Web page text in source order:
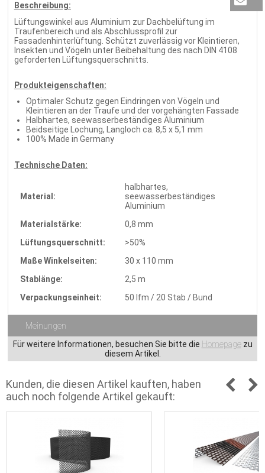
Beschreibung:
Lüftungswinkel aus Aluminium zur Dachbelüftung im
Traufenbereich und als Abschlussprofil zur
Fassadenhinterlüftung. Schützt zuverlässig vor Kleintieren,
Insekten und Vögeln unter Beibehaltung des nach DIN 4108
geforderten Lüftungsquerschnitts.
Produkteigenschaften:
Optimaler Schutz gegen Eindringen von Vögeln und
Kleintieren an der Traufe und der vorgehängten Fassade
Halbhartes, seewasserbeständiges Aluminium
Beidseitige Lochung, Langloch ca. 8,5 x 5,1 mm
100% Made in Germany
Technische Daten:
Material:
halbhartes,
seewasserbeständiges
Aluminium
Materialstärke:
0,8 mm
Lüftungsquerschnitt:
>50%
Maße Winkelseiten:
30 x 110 mm
Stablänge:
2,5 m
Verpackungseinheit:
50 lfm / 20 Stab / Bund
Meinungen
Für weitere Informationen, besuchen Sie bitte die Homepagezu
diesem Artikel.
Kunden, die diesen Artikel kauften, haben
auch noch folgende Artikel gekauft: